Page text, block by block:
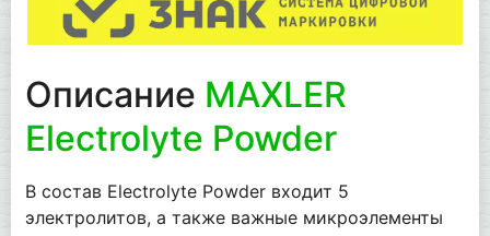
Описание MAXLER
Electrolyte Powder
В состав Electrolyte Powder входит 5
электролитов, а также важные микроэлементы